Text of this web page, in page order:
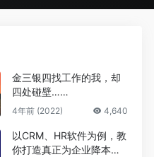
金三银四找工作的我，却
四处碰壁……
4年前 (2022) 4,640
以CRM、HR软件为例，教
你打造真正为企业降本增